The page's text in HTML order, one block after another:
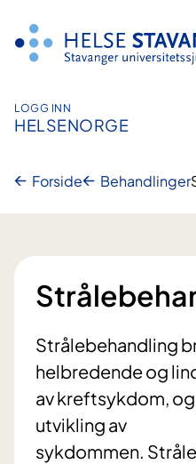
innhold
LOGG INN
HELSENORGE
Forside Behandlinger
Strålebehandling
helbredende og
av kreftsykdom,
utvikling av
sykdommen.